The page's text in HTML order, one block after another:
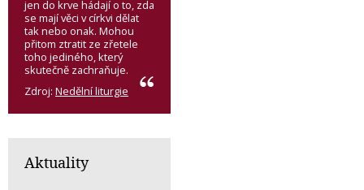
jen do krve hádají o to, zda
se mají věci v církvi dělat
tak nebo onak. Mohou
přitom ztratit ze zřetele
toho jediného, který
skutečně zachraňuje.
Zdroj: Nedělní liturgie
Aktuality